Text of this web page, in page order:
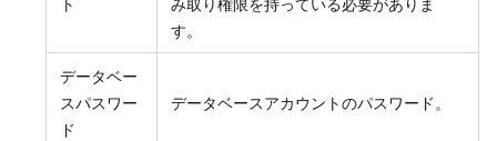
す。
データベー
スパスワー
ド
データベースアカウントのパスワード。